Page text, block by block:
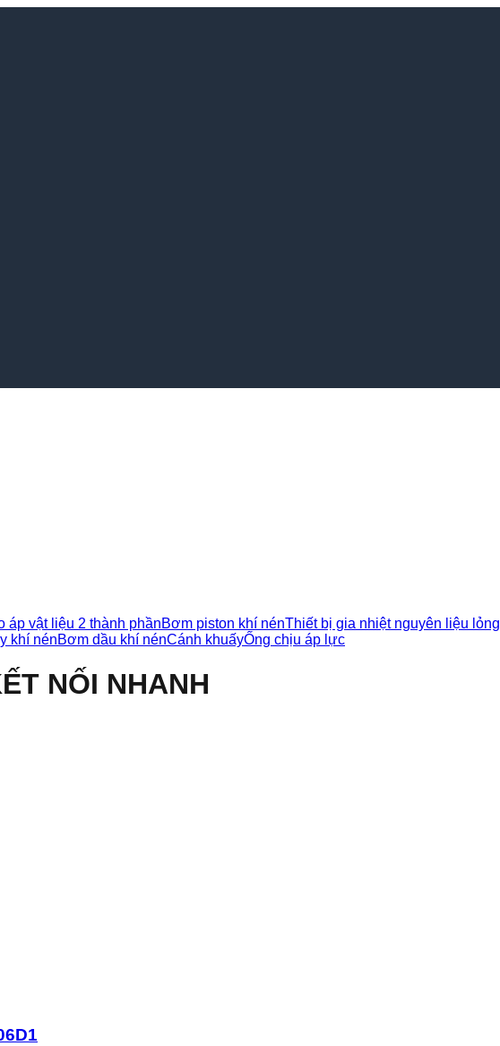
áp vật liệu 2 thành phầnBơm piston khí nénThiết bị gia nhiệt nguyên liệu lỏng
khí nénBơm dầu khí nénCánh khuấyỐng chịu áp lực
NỐI NHANH